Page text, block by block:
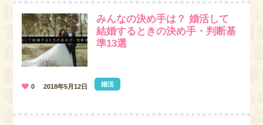
みんなの決め手は？ 婚活して
結婚するときの決め手・判断基
準13選
婚活
0 2018年5月12日